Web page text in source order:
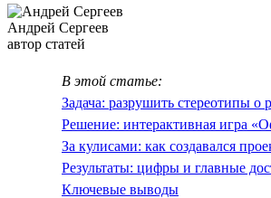
Андрей Сергеев
автор статей
В этой статье:
Задача: разрушить стереотипы о
Решение: интерактивная игра
За кулисами: как создавался
Результаты: цифры и главные
Ключевые выводы